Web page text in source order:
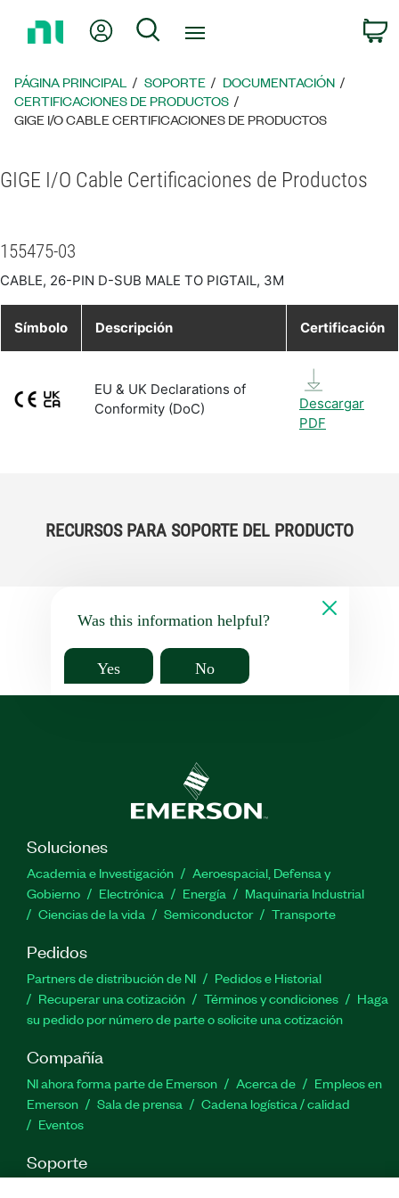
página
principal
Mi cuentaBúsqueda
PÁGINA PRINCIPAL SOPORTE
DOCUMENTACIÓN
CERTIFICACIONES DE PRODUCTOS
GIGE I/O CABLE CERTIFICACIONES DE PRODUCTOS
GIGE I/O Cable Certificaciones de Productos
155475-03
CABLE, 26-PIN D-SUB MALE TO PIGTAIL, 3M
Símbolo Descripción Certificación
EU & UK Declarations of
Conformity (DoC)
Descargar
PDF
RECURSOS PARA SOPORTE DEL PRODUCTO
Was this information helpful?
Yes No
Soluciones
Academia e Investigación
Aeroespacial, Defensa y
Gobierno
Electrónica Energía
Maquinaria Industrial
Ciencias de la vida
Semiconductor Transporte
Pedidos
Partners de distribución de NI
Pedidos e Historial
Recuperar una cotización
Términos y condiciones
Haga
su pedido por número de parte o solicite una cotización
Compañía
NI ahora forma parte de Emerson Acerca de
Empleos en
Emerson
Sala de prensa
Cadena logística / calidad
Eventos
Soporte